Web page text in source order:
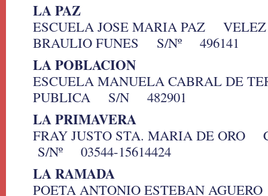
LA PAZ
ESCUELA JOSE MARIA PAZ VELEZ
BRAULIO FUNES S/Nº 496141
LA POBLACION
ESCUELA MANUELA CABRAL DE
PUBLICA S/N 482901
LA PRIMAVERA
FRAY JUSTO STA. MARIA DE
S/Nº 03544-15614424
LA RAMADA
POETA ANTONIO ESTEBAN